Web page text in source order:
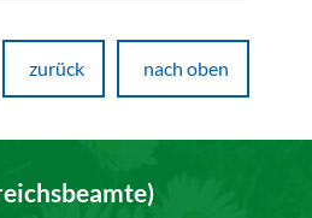
zurück nach oben